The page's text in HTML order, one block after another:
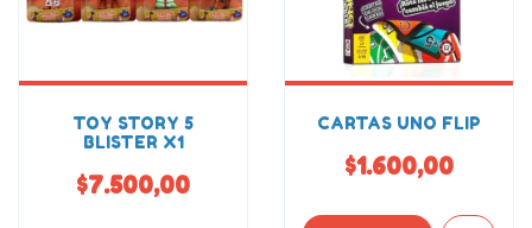
TOY STORY 5
BLISTER X1
$7.500,00
CARTAS UNO FLIP
$1.600,00